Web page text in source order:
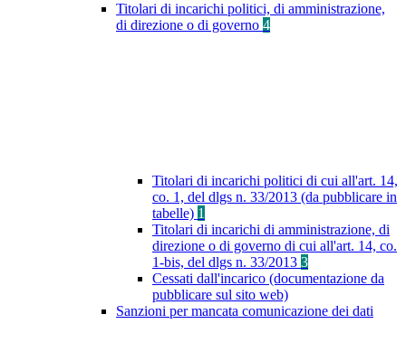
Titolari di incarichi politici, di amministrazione,
di direzione o di governo 4
Titolari di incarichi politici di cui all'art. 14,
co. 1, del dlgs n. 33/2013 (da pubblicare in
tabelle) 1
Titolari di incarichi di amministrazione, di
direzione o di governo di cui all'art. 14, co.
1-bis, del dlgs n. 33/2013 3
Cessati dall'incarico (documentazione da
pubblicare sul sito web)
Sanzioni per mancata comunicazione dei dati